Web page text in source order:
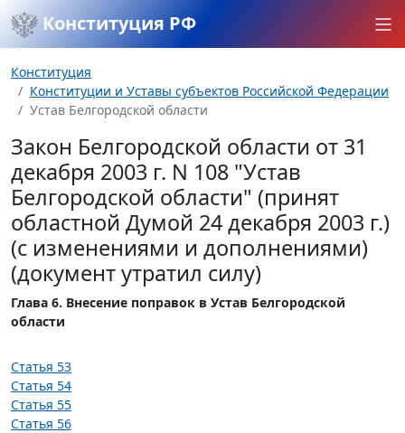
Конституция РФ
Конституция
Конституции и Уставы субъектов Российской Федерации
Устав Белгородской области
Закон Белгородской области от 31
декабря 2003 г. N 108 "Устав
Белгородской области" (принят
областной Думой 24 декабря 2003 г.)
(с изменениями и дополнениями)
(документ утратил силу)
Глава 6. Внесение поправок в Устав Белгородской
области
Статья 53
Статья 54
Статья 55
Статья 56